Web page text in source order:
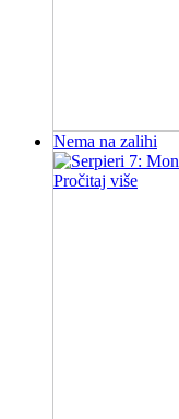
Nema na zalihi
Pročitaj više